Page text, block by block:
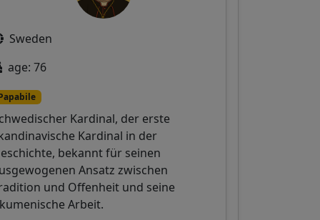
Sweden
age: 76
Kardinal, der erste
Kardinal in der
bekannt für seinen
Ansatz zwischen
und Offenheit und seine
Arbeit.